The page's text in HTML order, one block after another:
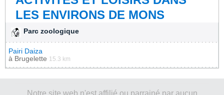
LES ENVIRONS DE MONS
Parc zoologique
Pairi Daiza
à Brugelette 15.3 km
Notre site web n'est affilié ou parrainé par aucun